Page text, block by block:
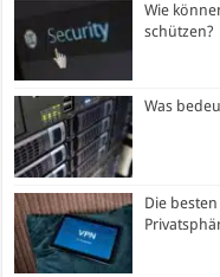
Wie
schützen?
Was
Die